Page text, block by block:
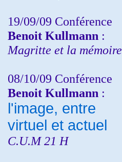
19/09/09 Conférence
Benoit Kullmann :
Magritte et la mémoire
08/10/09 Conférence
Benoit Kullmann :
l'image, entre
virtuel et actuel
C.U.M 21 H